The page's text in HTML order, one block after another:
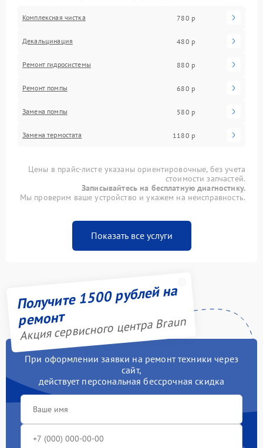
Комплексная чистка 780 р
Декальцинация 480 р
Ремонт гидросистемы 880 р
Ремонт помпы 680 р
Замена помпы 580 р
Замена термостата 1180 р
Цены в прайс-листе указаны ориентировочные, без учета
стоимости запчастей.
Записывайтесь на бесплатную диагностику.
Мы проверим ваше устройство и укажем на неисправность.
Показать все услуги
Получите 1500 рублей на
ремонт
Акция сервисного центра Braun
При оформлении заявки на ремонт техники через
сайт,
действует персональная бессрочная скидка